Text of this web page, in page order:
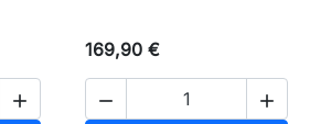

169,90 €
 